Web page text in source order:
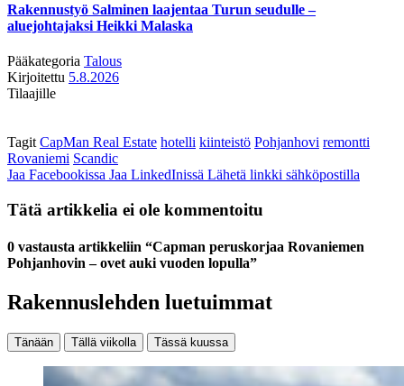
Rakennustyö Salminen laajentaa Turun seudulle –
aluejohtajaksi Heikki Malaska
Pääkategoria Talous
Kirjoitettu 5.8.2026
Tilaajille
Tagit CapMan Real Estate hotelli kiinteistö Pohjanhovi remontti
Rovaniemi Scandic
Jaa Facebookissa Jaa LinkedInissä Lähetä linkki sähköpostilla
Tätä artikkelia ei ole kommentoitu
0 vastausta artikkeliin “Capman peruskorjaa Rovaniemen
Pohjanhovin – ovet auki vuoden lopulla”
Rakennuslehden luetuimmat
Tänään Tällä viikolla Tässä kuussa